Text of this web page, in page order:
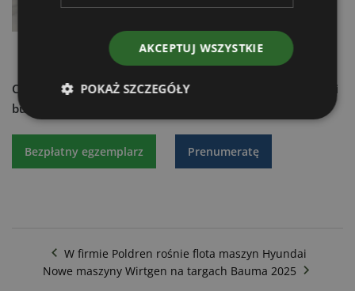
Chcesz dowiedzieć się więcej?Czytaj aktualności techniki
budowlanej - zamów:
Bezpłatny egzemplarz Prenumeratę
W firmie Poldren rośnie flota maszyn Hyundai
Nowe maszyny Wirtgen na targach Bauma 2025
AKCEPTUJ WSZYSTKIE
POKAŻ SZCZEGÓŁY